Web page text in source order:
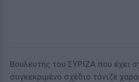
Βουλευτής του ΣΥΡΙΖΑ που έχει
συγκεκριμένο σχέδιο τόνιζε